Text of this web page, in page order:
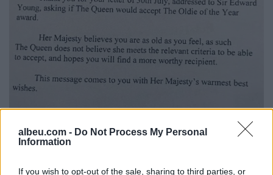
albeu.com - Do Not Process My Personal
Information
If you wish to opt-out of the sale, sharing to third parties, or